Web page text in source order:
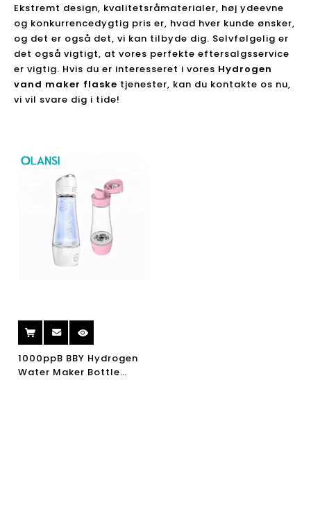
Ekstremt design, kvalitetsråmaterialer, høj ydeevne
og konkurrencedygtig pris er, hvad hver kunde ønsker,
og det er også det, vi kan tilbyde dig. Selvfølgelig er
det også vigtigt, at vores perfekte eftersalgsservice
er vigtig. Hvis du er interesseret i vores Hydrogen
vand maker flaske tjenester, kan du kontakte os nu,
vi vil svare dig i tide!
1000ppB BBY Hydrogen
Water Maker Bottle